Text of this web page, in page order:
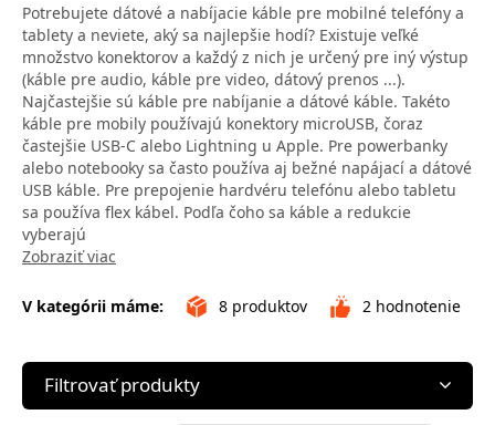
Potrebujete dátové a nabíjacie káble pre mobilné telefóny a
tablety a neviete, aký sa najlepšie hodí? Existuje veľké
množstvo konektorov a každý z nich je určený pre iný výstup
(káble pre audio, káble pre video, dátový prenos ...).
Najčastejšie sú káble pre nabíjanie a dátové káble. Takéto
káble pre mobily používajú konektory microUSB, čoraz
častejšie USB-C alebo Lightning u Apple. Pre powerbanky
alebo notebooky sa často používa aj bežné napájací a dátové
USB káble. Pre prepojenie hardvéru telefónu alebo tabletu
sa používa flex kábel. Podľa čoho sa káble a redukcie
vyberajú
Zobraziť viac
V kategórii máme: 8 produktov 2 hodnotenie
Filtrovať produkty